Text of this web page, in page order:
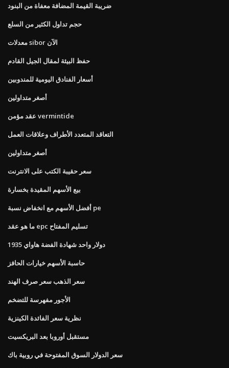
ضريبة القيمة المضافة معفاة من البنود
حجم تداول الكثير من السلع
معدلات sibor الآن
حفظ البيئة لمقال الجيل القادم
أسعار الفنادق اليومية للمندوبين
أصغر متداولين
عقد مؤمن vermintide
التعاقد المتعدد الأطراف وعلاقات العمل
أصغر متداولين
سعر حقيبة الكتب على الانترنت
بيع الأسهم المقيدة بخسارة
أفضل الأسهم مع انخفاض نسبة pe
ما هو عقد epc تسليم المفتاح
1935 دولار واحد شهادة الفضة هاواي
حاسبة الأسهم خيارات الحافز
سعر الذهب سعر صرف الهند
الأجور مفهرسة للتضخم
نظرية سعر الفائدة الكينزية
مستقبل أوروبا بعد البريكسيت
سعر الدولار السوق المفتوحة في روبية باك